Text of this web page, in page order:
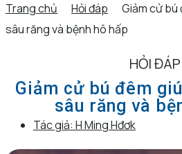
Trang chủ Hỏi đáp
Giảm cử
sâu răng và bệnh hô hấp
HỎI ĐÁP
Giảm cử bú đêm
sâu răng và
Tác giả: H Ming Hđơk